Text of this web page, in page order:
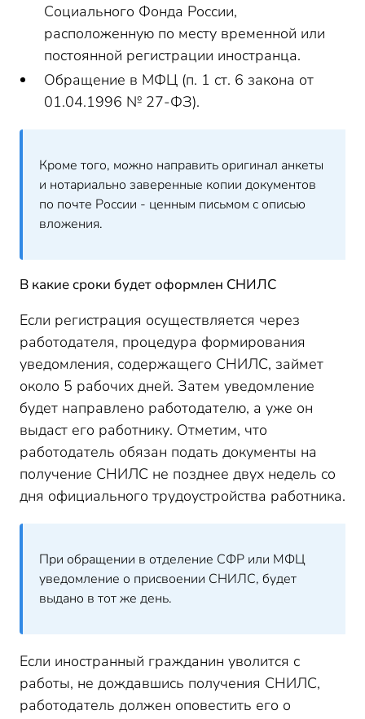
Социального Фонда России,
расположенную по месту временной или
постоянной регистрации иностранца.
Обращение в МФЦ (п. 1 ст. 6 закона от
01.04.1996 № 27-ФЗ).
Кроме того, можно направить оригинал анкеты
и нотариально заверенные копии документов
по почте России - ценным письмом с описью
вложения.
В какие сроки будет оформлен СНИЛС
Если регистрация осуществляется через
работодателя, процедура формирования
уведомления, содержащего СНИЛС, займет
около 5 рабочих дней. Затем уведомление
будет направлено работодателю, а уже он
выдаст его работнику. Отметим, что
работодатель обязан подать документы на
получение СНИЛС не позднее двух недель со
дня официального трудоустройства работника.
При обращении в отделение СФР или МФЦ
уведомление о присвоении СНИЛС, будет
выдано в тот же день.
Если иностранный гражданин уволится с
работы, не дождавшись получения СНИЛС,
работодатель должен оповестить его о